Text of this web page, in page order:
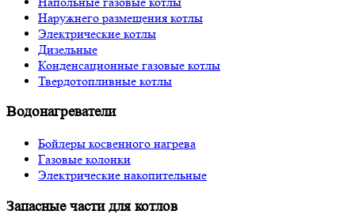
Наружнего размещения котлы
Электрические котлы
Дизельные
Конденсационные газовые котлы
Твердотопливные котлы
Водонагреватели
Бойлеры косвенного нагрева
Газовые колонки
Электрические накопительные
Запасные части для котлов